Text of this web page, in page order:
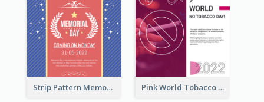
Strip Pattern Memorial Day Instagram Post Pink World Tobacco Day Instagram Post